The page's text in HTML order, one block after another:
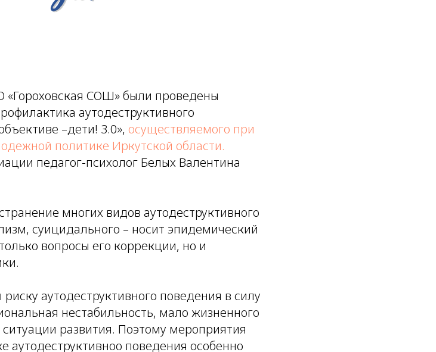
«Гороховская СОШ» были проведены
аутодеструктивного
–дети! 3.0», осуществляемого при
политике Иркутской области.
педагог-психолог Белых Валентина
многих видов аутодеструктивного
суицидального – носит эпидемический
вопросы его коррекции, но и
аутодеструктивного поведения в силу
нестабильность, мало жизненного
развития. Поэтому мероприятия
аутодеструктивноо поведения особенно